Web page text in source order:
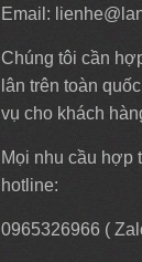
Email:
Chúng tôi cần
lân trên toàn
vụ cho khách
Mọi nhu cầu hợp
hotline:
0965326966 (